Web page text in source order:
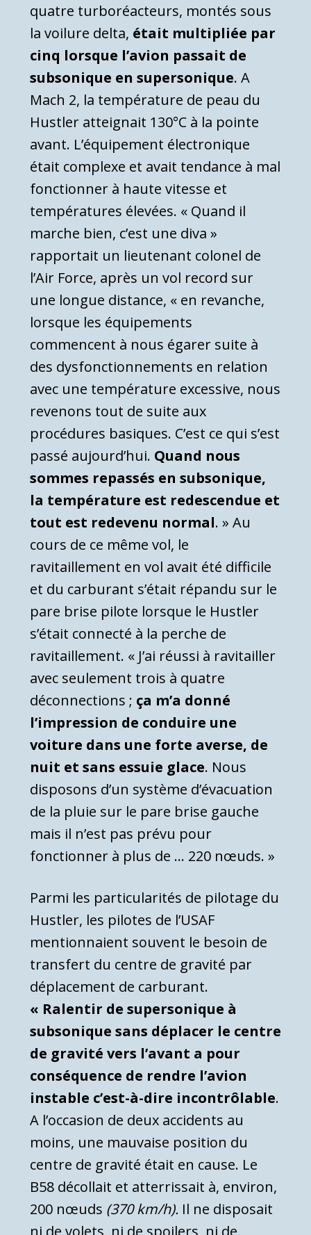
quatre turboréacteurs, montés sous
la voilure delta, était multipliée par
cinq lorsque l’avion passait de
subsonique en supersonique. A
Mach 2, la température de peau du
Hustler atteignait 130°C à la pointe
avant. L’équipement électronique
était complexe et avait tendance à mal
fonctionner à haute vitesse et
températures élevées. « Quand il
marche bien, c’est une diva »
rapportait un lieutenant colonel de
l’Air Force, après un vol record sur
une longue distance, « en revanche,
lorsque les équipements
commencent à nous égarer suite à
des dysfonctionnements en relation
avec une température excessive, nous
revenons tout de suite aux
procédures basiques. C’est ce qui s’est
passé aujourd’hui. Quand nous
sommes repassés en subsonique,
la température est redescendue et
tout est redevenu normal. » Au
cours de ce même vol, le
ravitaillement en vol avait été difficile
et du carburant s’était répandu sur le
pare brise pilote lorsque le Hustler
s’était connecté à la perche de
ravitaillement. « J’ai réussi à ravitailler
avec seulement trois à quatre
déconnections ; ça m’a donné
l’impression de conduire une
voiture dans une forte averse, de
nuit et sans essuie glace. Nous
disposons d’un système d’évacuation
de la pluie sur le pare brise gauche
mais il n’est pas prévu pour
fonctionner à plus de … 220 nœuds. »
Parmi les particularités de pilotage du
Hustler, les pilotes de l’USAF
mentionnaient souvent le besoin de
transfert du centre de gravité par
déplacement de carburant.
« Ralentir de supersonique à
subsonique sans déplacer le centre
de gravité vers l’avant a pour
conséquence de rendre l’avion
instable c’est-à-dire incontrôlable.
A l’occasion de deux accidents au
moins, une mauvaise position du
centre de gravité était en cause. Le
B58 décollait et atterrissait à, environ,
200 nœuds (370 km/h). Il ne disposait
ni de volets, ni de spoilers, ni de